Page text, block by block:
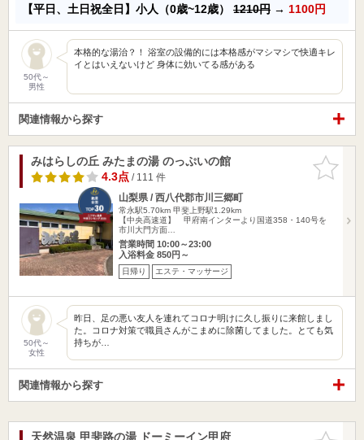
【平日、土日祝全日】小人（0歳~12歳） 1210円 → 1100円
50代～
男性
本格的な湯治？！ 浴室の設備的には本格感がマシマシで快適キレ
イとはいえないけど 身体に効いてる感がある
関連情報から探す
お気に入
りに追加
みはらしの丘 みたまの湯 のっぷいの館
4.3点/ 111 件
山梨県 / 西八代郡市川三郷町
常永駅5.70km 甲斐上野駅1.29km
【中央高速道】 甲府南インターより国道358・140号を
市川大門方面…
営業時間 10:00～23:00
入浴料金 850円～
日帰り エステ・マッサージ
50代～
女性
昨日、足の悪い友人を連れてコロナ明けに久し振りに来館しまし
た。コロナ対策で職員さんがこまめに除菌してました。とても気
持ちが…
関連情報から探す
お気に入
天然温泉 甲斐路の湯 ドーミーイン甲府